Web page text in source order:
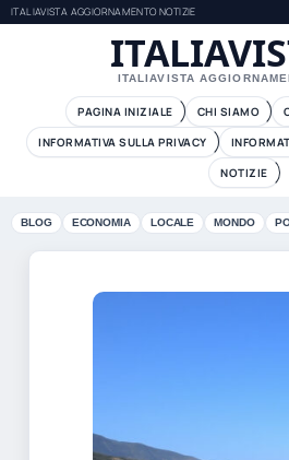
ITALIAVISTA AGGIORNAMENTO NOTIZIE
ITALIAVISTA
PAGINA INIZIALE CHI SIAMO
INFORMATIVA SULLA PRIVACY
NOTIZIE
BLOG ECONOMIA LOCALE MONDO